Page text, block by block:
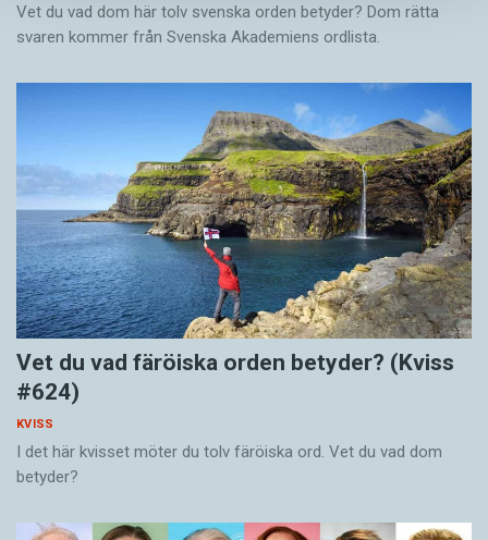
Vet du vad dom här tolv svenska orden betyder? Dom rätta
svaren kommer från Svenska Akademiens ordlista.
Vet du vad färöiska orden betyder? (Kviss
#624)
KVISS
I det här kvisset möter du tolv färöiska ord. Vet du vad dom
betyder?